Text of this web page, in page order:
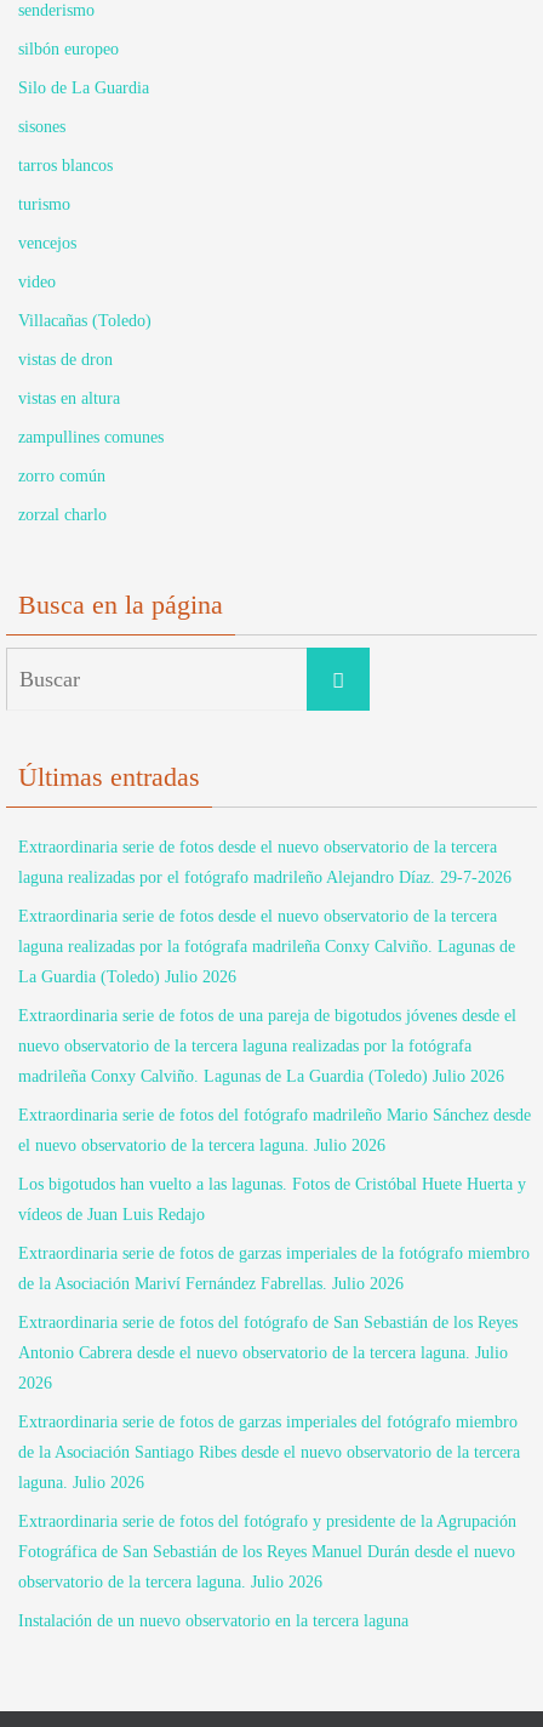
senderismo
silbón europeo
Silo de La Guardia
sisones
tarros blancos
turismo
vencejos
video
Villacañas (Toledo)
vistas de dron
vistas en altura
zampullines comunes
zorro común
zorzal charlo
Busca en la página
Buscar
Últimas entradas
Extraordinaria serie de fotos desde el nuevo observatorio de la tercera
laguna realizadas por el fotógrafo madrileño Alejandro Díaz. 29-7-2026
Extraordinaria serie de fotos desde el nuevo observatorio de la tercera
laguna realizadas por la fotógrafa madrileña Conxy Calviño. Lagunas de
La Guardia (Toledo) Julio 2026
Extraordinaria serie de fotos de una pareja de bigotudos jóvenes desde el
nuevo observatorio de la tercera laguna realizadas por la fotógrafa
madrileña Conxy Calviño. Lagunas de La Guardia (Toledo) Julio 2026
Extraordinaria serie de fotos del fotógrafo madrileño Mario Sánchez desde
el nuevo observatorio de la tercera laguna. Julio 2026
Los bigotudos han vuelto a las lagunas. Fotos de Cristóbal Huete Huerta y
vídeos de Juan Luis Redajo
Extraordinaria serie de fotos de garzas imperiales de la fotógrafo miembro
de la Asociación Mariví Fernández Fabrellas. Julio 2026
Extraordinaria serie de fotos del fotógrafo de San Sebastián de los Reyes
Antonio Cabrera desde el nuevo observatorio de la tercera laguna. Julio
2026
Extraordinaria serie de fotos de garzas imperiales del fotógrafo miembro
de la Asociación Santiago Ribes desde el nuevo observatorio de la tercera
laguna. Julio 2026
Extraordinaria serie de fotos del fotógrafo y presidente de la Agrupación
Fotográfica de San Sebastián de los Reyes Manuel Durán desde el nuevo
observatorio de la tercera laguna. Julio 2026
Instalación de un nuevo observatorio en la tercera laguna